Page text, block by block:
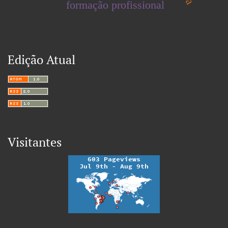
formação profissional
Edição Atual
Visitantes